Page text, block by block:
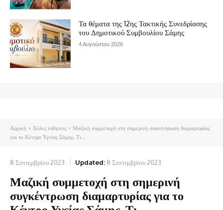
Τα θέματα της 12ης Τακτικής Συνεδρίασης
του Δημοτικού Συμβουλίου Σάμης
4 Αυγούστου 2026